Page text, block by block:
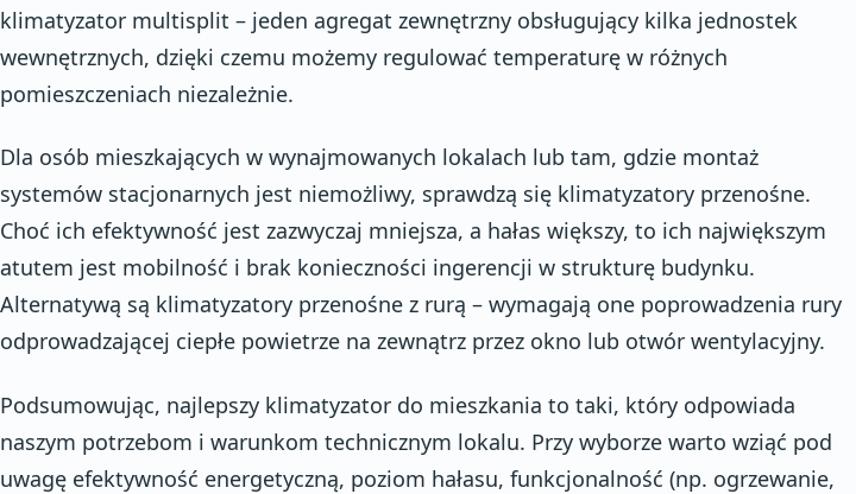
klimatyzator multisplit – jeden agregat zewnętrzny obsługujący kilka jednostek
wewnętrznych, dzięki czemu możemy regulować temperaturę w różnych
pomieszczeniach niezależnie.
Dla osób mieszkających w wynajmowanych lokalach lub tam, gdzie montaż
systemów stacjonarnych jest niemożliwy, sprawdzą się klimatyzatory przenośne.
Choć ich efektywność jest zazwyczaj mniejsza, a hałas większy, to ich największym
atutem jest mobilność i brak konieczności ingerencji w strukturę budynku.
Alternatywą są klimatyzatory przenośne z rurą – wymagają one poprowadzenia rury
odprowadzającej ciepłe powietrze na zewnątrz przez okno lub otwór wentylacyjny.
Podsumowując, najlepszy klimatyzator do mieszkania to taki, który odpowiada
naszym potrzebom i warunkom technicznym lokalu. Przy wyborze warto wziąć pod
uwagę efektywność energetyczną, poziom hałasu, funkcjonalność (np. ogrzewanie,